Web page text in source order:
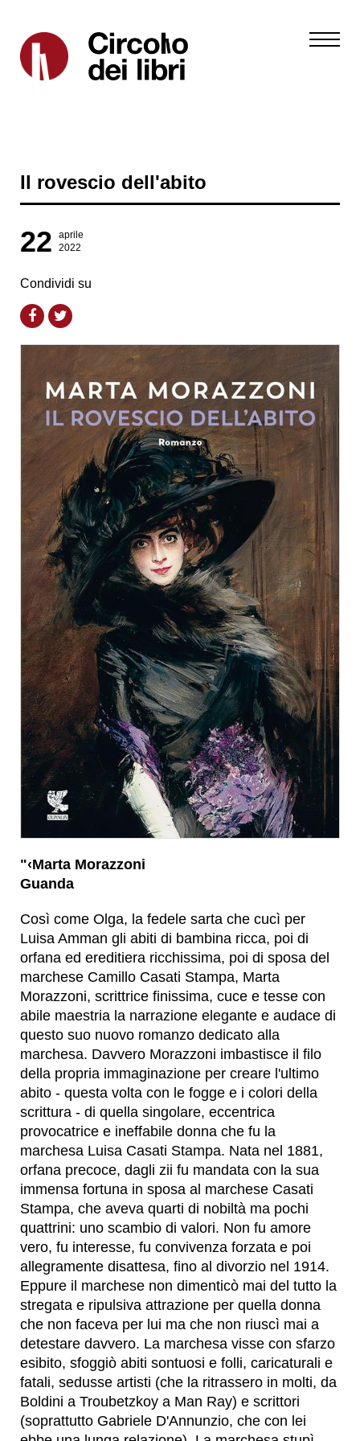
Il rovescio dell'abito
22
aprile
2022
Condividi su
"‹Marta Morazzoni
Guanda
Così come Olga, la fedele sarta che cucì per
Luisa Amman gli abiti di bambina ricca, poi di
orfana ed ereditiera ricchissima, poi di sposa del
marchese Camillo Casati Stampa, Marta
Morazzoni, scrittrice finissima, cuce e tesse con
abile maestria la narrazione elegante e audace di
questo suo nuovo romanzo dedicato alla
marchesa. Davvero Morazzoni imbastisce il filo
della propria immaginazione per creare l'ultimo
abito - questa volta con le fogge e i colori della
scrittura - di quella singolare, eccentrica
provocatrice e ineffabile donna che fu la
marchesa Luisa Casati Stampa. Nata nel 1881,
orfana precoce, dagli zii fu mandata con la sua
immensa fortuna in sposa al marchese Casati
Stampa, che aveva quarti di nobiltà ma pochi
quattrini: uno scambio di valori. Non fu amore
vero, fu interesse, fu convivenza forzata e poi
allegramente disattesa, fino al divorzio nel 1914.
Eppure il marchese non dimenticò mai del tutto la
stregata e ripulsiva attrazione per quella donna
che non faceva per lui ma che non riuscì mai a
detestare davvero. La marchesa visse con sfarzo
esibito, sfoggiò abiti sontuosi e folli, caricaturali e
fatali, sedusse artisti (che la ritrassero in molti, da
Boldini a Troubetzkoy a Man Ray) e scrittori
(soprattutto Gabriele D'Annunzio, che con lei